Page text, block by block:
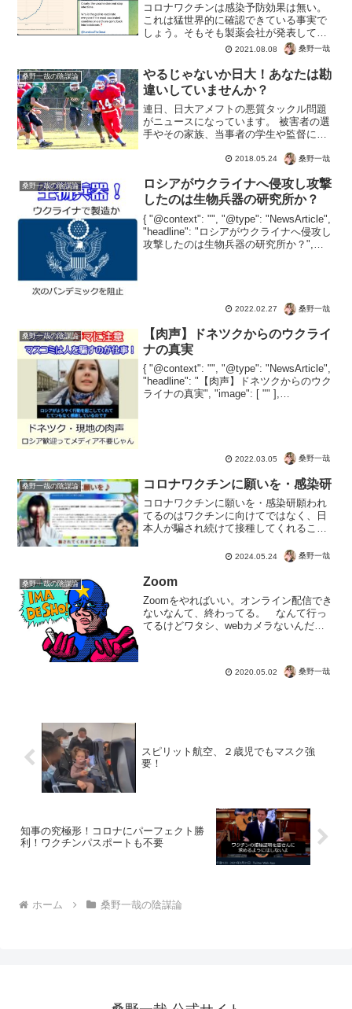
コロナワクチンは感染予防効果は無い。
これは猛世界的に確認できている事実で
しょう。そもそも製薬会社が発表してい
るのですから当たり前ですが・・・そう
なるとワクチン接種による、社会経済的
な２次被害を防ぐ知恵が必要ですね。そ
もそもコロナ対策として意...
2021.08.08 桑野一哉
桑野一哉の陰謀論
やるじゃないか日大！あなたは勘
違いしていませんか？
連日、日大アメフトの悪質タックル問題
がニュースになっています。 被害者の選
手やその家族、当事者の学生や監督にコ
ならないわけがありません。日大の作戦
けど、日大の作戦どおり...
2018.05.24 桑野一哉
桑野一哉の陰謀論
ロシアがウクライナへ侵攻し攻撃
したのは生物兵器の研究所か？
{ "@context": "", "@type": "NewsArticle",
"headline": "ロシアがウクライナへ侵攻し
攻撃したのは生物兵器の研究所か？",
2022.02.27 桑野一哉
桑野一哉の陰謀論
【肉声】ドネツクからのウクライ
ナの真実
{ "@context": "", "@type": "NewsArticle",
"headline": "【肉声】ドネツクからのウク
ライナの真実", "image": [ "" ],
2022.03.05 桑野一哉
桑野一哉の陰謀論 コロナワクチンに願いを・感染研
コロナワクチンに願いを・感染研願われ
てるのはワクチンに向けてではなく、日
本人が騙され続けて接種してくれること
起こすコロナワクチン。感染症の蔓延が
メシのタネである感染研もギブアップ。
接種後のワクチン後遺症の...
2024.05.24 桑野一哉
桑野一哉の陰謀論 Zoom
Zoomをやればいい。オンライン配信でき
ないなんて、終わってる。 なんて行っ
てるけどワタシ、webカメラないんだよ
し価値創造は終わり。 災害時にでも強
いのは、根っこに... 2020.05.02 桑野一哉
スピリット航空、２歳児でもマスク強
要！
知事の究極形！コロナにパーフェクト勝
利！ワクチンパスポートも不要
ホーム 桑野一哉の陰謀論